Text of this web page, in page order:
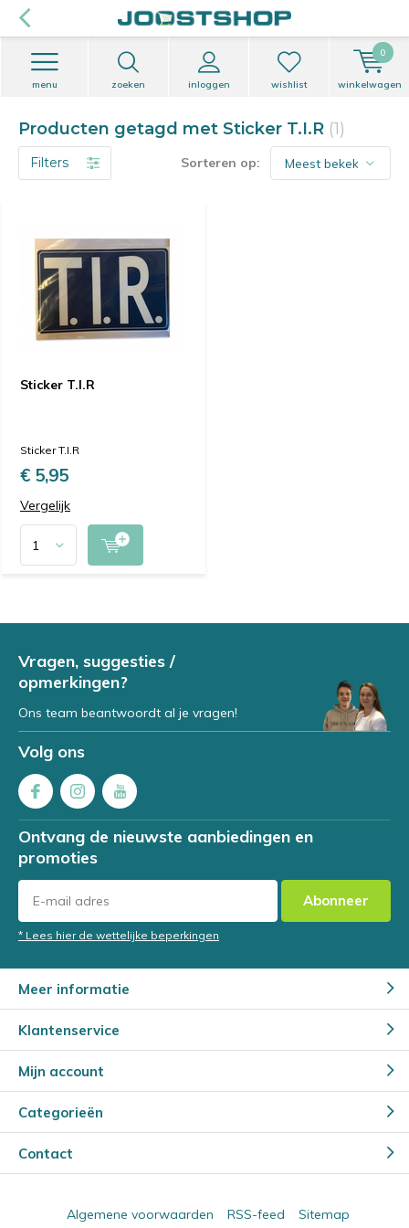
zoeken inloggen
menu wishlist winkelwagen
0
Producten getagd met Sticker T.I.R (1)
Filters Sorteren op:
Sticker T.I.R
Sticker T.I.R
€ 5,95
Vergelijk
Vragen, suggesties /
opmerkingen?
Ons team beantwoordt al je vragen!
Volg ons
Ontvang de nieuwste aanbiedingen en
promoties
Abonneer
* Lees hier de wettelijke beperkingen
Meer informatie
Klantenservice
Mijn account
Categorieën
Contact
Algemene voorwaarden RSS-feed Sitemap